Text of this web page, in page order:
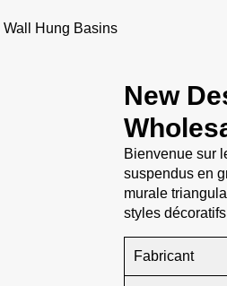
Hung Basins
New
Bienvenue sur
suspendus en
murale
styles
Fabricant